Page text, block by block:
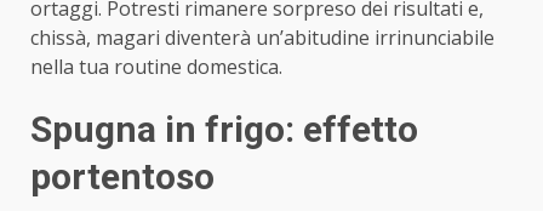
ortaggi. Potresti rimanere sorpreso dei risultati e,
chissà, magari diventerà un’abitudine irrinunciabile
nella tua routine domestica.
Spugna in frigo: effetto
portentoso